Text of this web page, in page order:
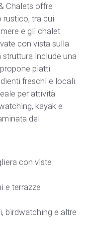
Chalets offre
tra cui
e gli chalet
con vista sulla
include una
piatti
freschi e locali.
per attività
kayak e
del
con viste
e terrazze
birdwatching e altre